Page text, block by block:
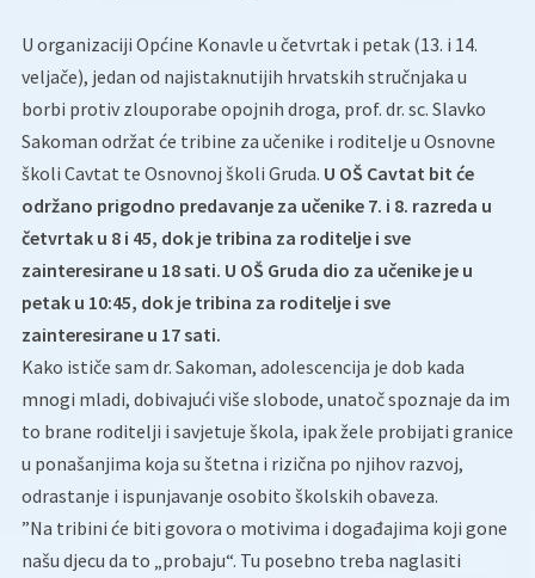
U organizaciji Općine Konavle u četvrtak i petak (13. i 14.
veljače), jedan od najistaknutijih hrvatskih stručnjaka u
borbi protiv zlouporabe opojnih droga, prof. dr. sc. Slavko
Sakoman održat će tribine za učenike i roditelje u Osnovne
školi Cavtat te Osnovnoj školi Gruda. U OŠ Cavtat bit će
održano prigodno predavanje za učenike 7. i 8. razreda u
četvrtak u 8 i 45, dok je tribina za roditelje i sve
zainteresirane u 18 sati. U OŠ Gruda dio za učenike je u
petak u 10:45, dok je tribina za roditelje i sve
zainteresirane u 17 sati.
Kako ističe sam dr. Sakoman, adolescencija je dob kada
mnogi mladi, dobivajući više slobode, unatoč spoznaje da im
to brane roditelji i savjetuje škola, ipak žele probijati granice
u ponašanjima koja su štetna i rizična po njihov razvoj,
odrastanje i ispunjavanje osobito školskih obaveza.
”Na tribini će biti govora o motivima i događajima koji gone
našu djecu da to „probaju“. Tu posebno treba naglasiti